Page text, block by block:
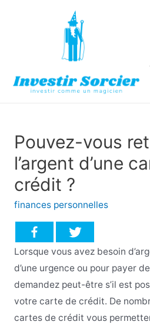
Pouvez-vous
l’argent d’une
crédit ?
finances personnelles
Lorsque vous avez besoin
d’une urgence ou pour payer
demandez peut-être s’il est
votre carte de crédit. De
cartes de crédit vous